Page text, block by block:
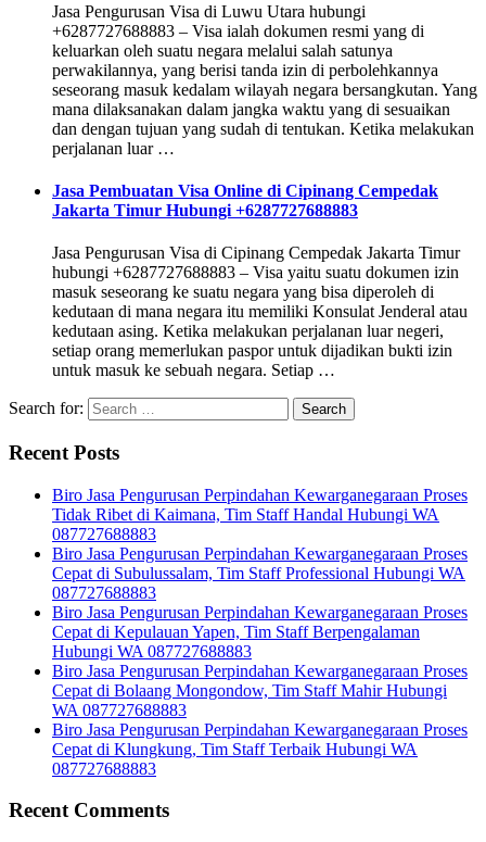
Jasa Pengurusan Visa di Luwu Utara hubungi
+6287727688883 – Visa ialah dokumen resmi yang di
keluarkan oleh suatu negara melalui salah satunya
perwakilannya, yang berisi tanda izin di perbolehkannya
seseorang masuk kedalam wilayah negara bersangkutan. Yang
mana dilaksanakan dalam jangka waktu yang di sesuaikan
dan dengan tujuan yang sudah di tentukan. Ketika melakukan
perjalanan luar …
Jasa Pembuatan Visa Online di Cipinang Cempedak
Jakarta Timur Hubungi +6287727688883
Jasa Pengurusan Visa di Cipinang Cempedak Jakarta Timur
hubungi +6287727688883 – Visa yaitu suatu dokumen izin
masuk seseorang ke suatu negara yang bisa diperoleh di
kedutaan di mana negara itu memiliki Konsulat Jenderal atau
kedutaan asing. Ketika melakukan perjalanan luar negeri,
setiap orang memerlukan paspor untuk dijadikan bukti izin
untuk masuk ke sebuah negara. Setiap …
Search for:
Recent Posts
Biro Jasa Pengurusan Perpindahan Kewarganegaraan Proses
Tidak Ribet di Kaimana, Tim Staff Handal Hubungi WA
087727688883
Biro Jasa Pengurusan Perpindahan Kewarganegaraan Proses
Cepat di Subulussalam, Tim Staff Professional Hubungi WA
087727688883
Biro Jasa Pengurusan Perpindahan Kewarganegaraan Proses
Cepat di Kepulauan Yapen, Tim Staff Berpengalaman
Hubungi WA 087727688883
Biro Jasa Pengurusan Perpindahan Kewarganegaraan Proses
Cepat di Bolaang Mongondow, Tim Staff Mahir Hubungi
WA 087727688883
Biro Jasa Pengurusan Perpindahan Kewarganegaraan Proses
Cepat di Klungkung, Tim Staff Terbaik Hubungi WA
087727688883
Recent Comments